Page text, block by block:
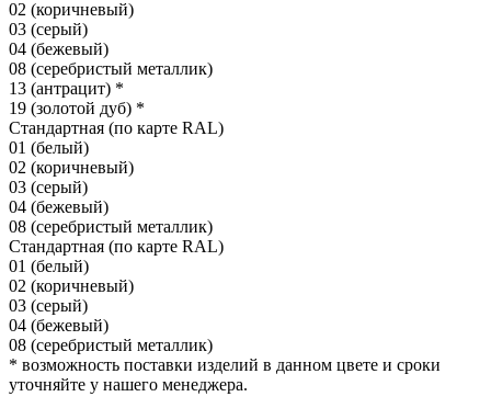
02 (коричневый)
03 (серый)
04 (бежевый)
08 (серебристый металлик)
13 (антрацит) *
19 (золотой дуб) *
Стандартная (по карте RAL)
01 (белый)
02 (коричневый)
03 (серый)
04 (бежевый)
08 (серебристый металлик)
Стандартная (по карте RAL)
01 (белый)
02 (коричневый)
03 (серый)
04 (бежевый)
08 (серебристый металлик)
* возможность поставки изделий в данном цвете и сроки
уточняйте у нашего менеджера.